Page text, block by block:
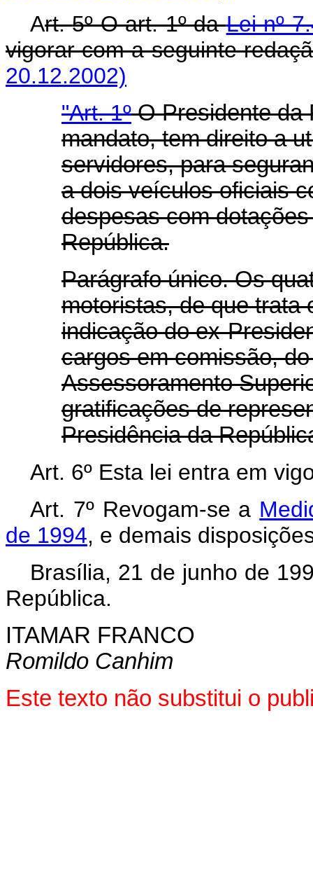
Art. 5º O art. 1º daLei nº
vigorar com a seguinte
20.12.2002)
"Art. 1ºO Presidente da
mandato, tem direito a
servidores, para
a dois veículos oficiais
despesas com
República.
Parágrafo único. Os
motoristas, de que trata
indicação do ex-
cargos em comissão,
Assessoramento
gratificações de
Presidência da
Art. 6º Esta lei entra em
Art. 7º Revogam-se a
de 1994, e demais
Brasília, 21 de junho de
República.
ITAMAR FRANCO
Romildo Canhim
Este texto não substitui o